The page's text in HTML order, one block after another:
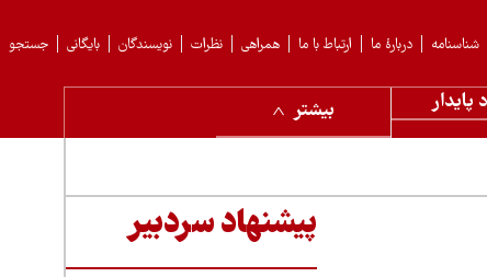
جستجو بایگانی نویسندگان نظرات همراهی ارتباط با ما دربارهٔ ما شناسنامه
پایدار
بیشتر
پیشنهاد سردبیر